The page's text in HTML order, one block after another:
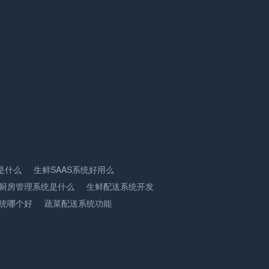
什么
生鲜SAAS系统好用么
房管理系统是什么
生鲜配送系统开发
哪个好
蔬菜配送系统功能